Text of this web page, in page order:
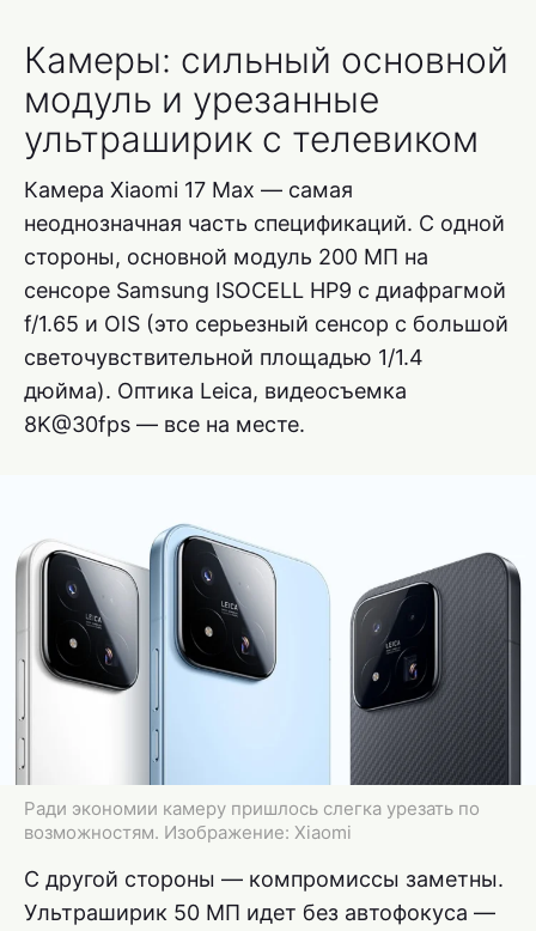
Камеры: сильный основной
модуль и урезанные
ультраширик с телевиком
Камера Xiaomi 17 Max — самая
неоднозначная часть спецификаций. С одной
стороны, основной модуль 200 МП на
сенсоре Samsung ISOCELL HP9 с диафрагмой
f/1.65 и OIS (это серьезный сенсор с большой
светочувствительной площадью 1/1.4
дюйма). Оптика Leica, видеосъемка
8K@30fps — все на месте.
Ради экономии камеру пришлось слегка урезать по
возможностям. Изображение: Xiaomi
С другой стороны — компромиссы заметны.
Ультраширик 50 МП идет без автофокуса —